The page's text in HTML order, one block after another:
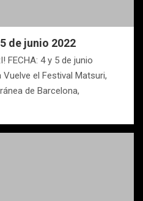
de junio 2022
FECHA: 4 y 5 de junio
el Festival Matsuri,
de Barcelona,